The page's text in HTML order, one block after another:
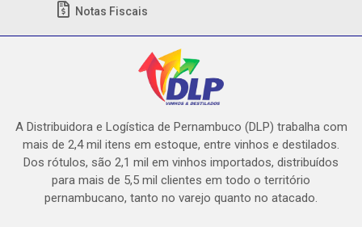
Notas Fiscais
A Distribuidora e Logística de Pernambuco (DLP) trabalha com
mais de 2,4 mil itens em estoque, entre vinhos e destilados.
Dos rótulos, são 2,1 mil em vinhos importados, distribuídos
para mais de 5,5 mil clientes em todo o território
pernambucano, tanto no varejo quanto no atacado.